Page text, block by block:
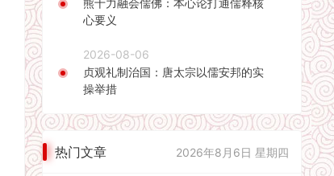
熊十力融会儒佛：本心论打通儒释核
心要义
2026-08-06
贞观礼制治国：唐太宗以儒安邦的实
操举措
热门文章 2026年8月6日 星期四